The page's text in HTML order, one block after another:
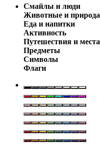
Смайлы и люди
Животные и природа
Еда и напитки
Активность
Путешествия и места
Предметы
Символы
Флаги